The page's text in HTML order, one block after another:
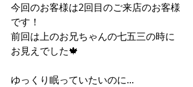
今回のお客様は2回目のご来店のお客様
です！
前回は上のお兄ちゃんの七五三の時に
お見えでした🍁
ゆっくり眠っていたいのに...